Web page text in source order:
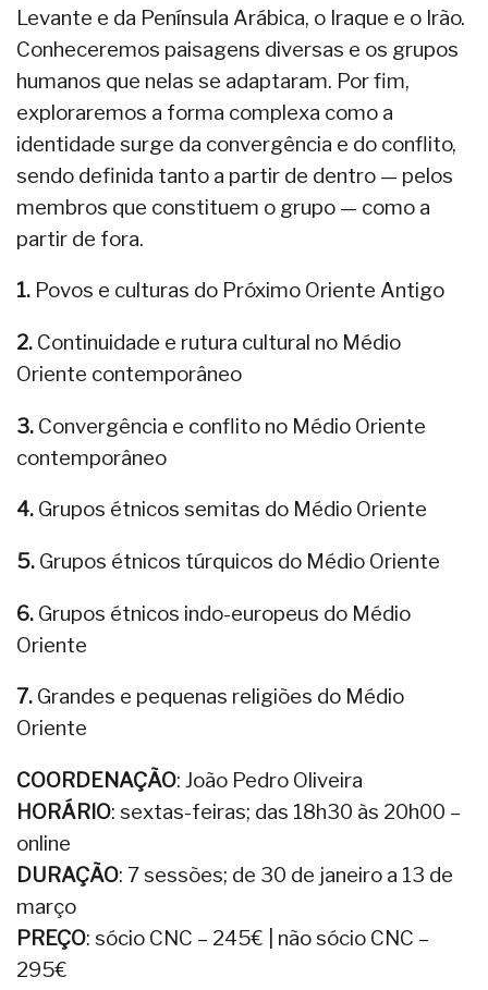
Levante e da Península Arábica, o Iraque e o Irão.
Conheceremos paisagens diversas e os grupos
humanos que nelas se adaptaram. Por fim,
exploraremos a forma complexa como a
identidade surge da convergência e do conflito,
sendo definida tanto a partir de dentro — pelos
membros que constituem o grupo — como a
partir de fora.
1. Povos e culturas do Próximo Oriente Antigo
2. Continuidade e rutura cultural no Médio
Oriente contemporâneo
3. Convergência e conflito no Médio Oriente
contemporâneo
4. Grupos étnicos semitas do Médio Oriente
5. Grupos étnicos túrquicos do Médio Oriente
6. Grupos étnicos indo-europeus do Médio
Oriente
7. Grandes e pequenas religiões do Médio
Oriente
COORDENAÇÃO: João Pedro Oliveira
HORÁRIO: sextas-feiras; das 18h30 às 20h00 –
online
DURAÇÃO: 7 sessões; de 30 de janeiro a 13 de
março
PREÇO: sócio CNC – 245€ | não sócio CNC –
295€